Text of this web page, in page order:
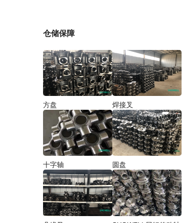
仓储保障
方盘 焊接叉
十字轴 圆盘